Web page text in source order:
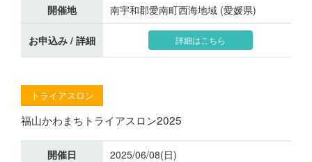
開催地
南宇和郡愛南町西海地域 (愛媛県)
お申込み / 詳細 詳細はこちら
トライアスロン
福山かわまちトライアスロン2025
開催日 2025/06/08(日)